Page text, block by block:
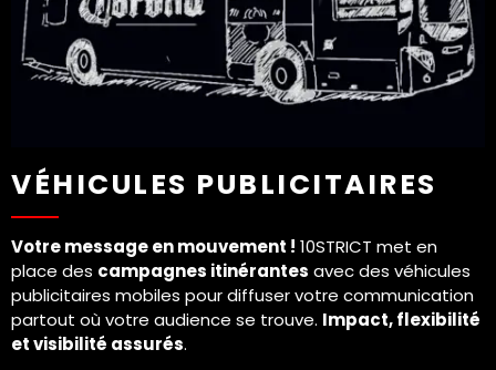
VÉHICULES PUBLICITAIRES
Votre message en mouvement ! 10STRICT met en
place des campagnes itinérantes avec des véhicules
publicitaires mobiles pour diffuser votre communication
partout où votre audience se trouve. Impact, flexibilité
et visibilité assurés.